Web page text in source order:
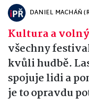
DANIEL MACHÁŇ
Kultura a
všechny
kvůli hudbě.
spojuje lidi a
je to opravdu